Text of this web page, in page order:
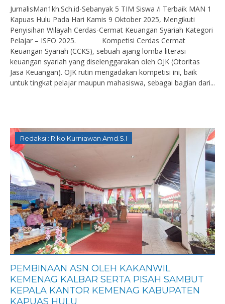
JurnalisMan1kh.Sch.id-Sebanyak 5 TIM Siswa /i Terbaik MAN 1
Kapuas Hulu Pada Hari Kamis 9 Oktober 2025, Mengikuti
Penyisihan Wilayah Cerdas-Cermat Keuangan Syariah Kategori
Pelajar – ISFO 2025. Kompetisi Cerdas Cermat
Keuangan Syariah (CCKS), sebuah ajang lomba literasi
keuangan syariah yang diselenggarakan oleh OJK (Otoritas
Jasa Keuangan). OJK rutin mengadakan kompetisi ini, baik
untuk tingkat pelajar maupun mahasiswa, sebagai bagian dari...
Redaksi : Riko Kurniawan Amd.S.I
PEMBINAAN ASN OLEH KAKANWIL
KEMENAG KALBAR SERTA PISAH SAMBUT
KEPALA KANTOR KEMENAG KABUPATEN
KAPUAS HULU